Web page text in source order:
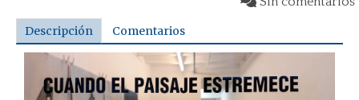
Descripción Comentarios